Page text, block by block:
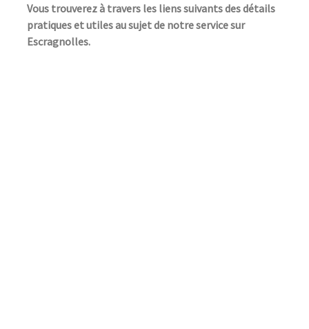
Vous trouverez à travers les liens suivants des détails
pratiques et utiles au sujet de notre service sur
Escragnolles.